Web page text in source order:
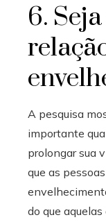
6.
A pesquisa
importante
prolongar sua
que as
do que